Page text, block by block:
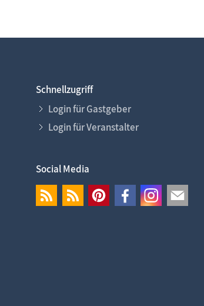
Schnellzugriff
Login für Gastgeber
Login für Veranstalter
Social Media